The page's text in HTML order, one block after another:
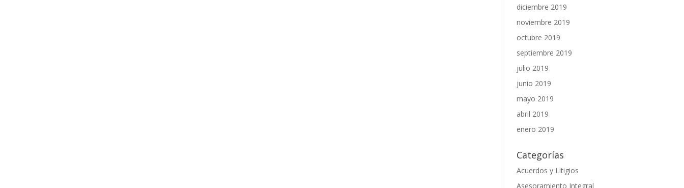
diciembre 2019
noviembre 2019
octubre 2019
septiembre 2019
julio 2019
junio 2019
mayo 2019
abril 2019
enero 2019
Categorías
Acuerdos y Litigios
Asesoramiento Integral